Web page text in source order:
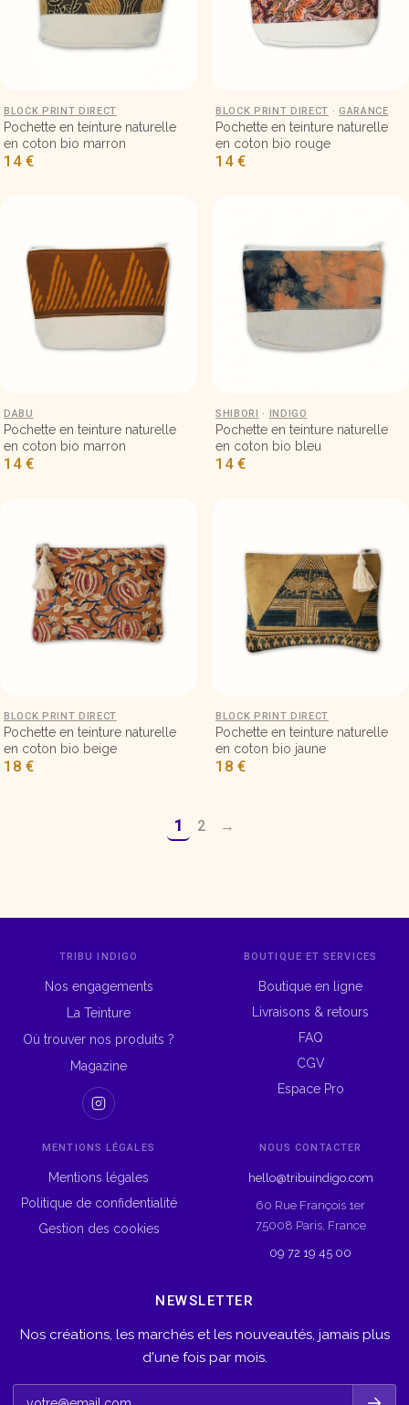
BLOCK PRINT DIRECT
Pochette en teinture naturelle
en coton bio marron
Petite pochette en tissu 18×15 – Kalam marron
14 €
BLOCK PRINT DIRECT · GARANCE
Pochette en teinture naturelle
en coton bio rouge
Petite pochette en tissu 18×15 –
14 €
DABU
Pochette en teinture naturelle
en coton bio marron
Petite pochette en tissu 18×15 – Motif marron
14 €
SHIBORI · INDIGO
Pochette en teinture naturelle
en coton bio bleu
Petite pochette en tissu 18×15 –
14 €
BLOCK PRINT DIRECT
Pochette en teinture naturelle
en coton bio beige
Pochette en tissu plate 21×15 – Beige fleurs
18 €
BLOCK PRINT DIRECT
Pochette en teinture naturelle
en coton bio jaune
Pochette en tissu plate 21×15 –
18 €
1 2 →
TRIBU INDIGO
Nos engagements
La Teinture
Où trouver nos produits ?
Magazine
BOUTIQUE ET SERVICES
Boutique en ligne
Livraisons & retours
FAQ
CGV
Espace Pro
MENTIONS LÉGALES
Mentions légales
Politique de confidentialité
Gestion des cookies
NOUS CONTACTER
hello@tribuindigo.com
60 Rue François 1er
75008 Paris, France
09 72 19 45 00
NEWSLETTER
Nos créations, les marchés et les nouveautés, jamais plus
d'une fois par mois.